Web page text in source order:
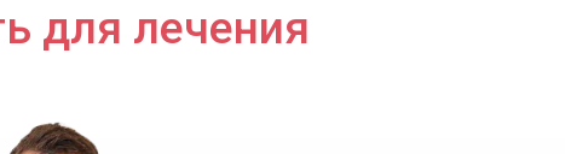
для лечения